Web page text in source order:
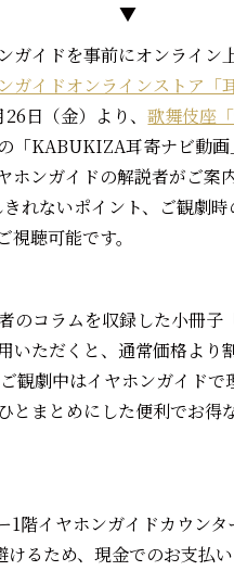
▼
ガイドを事前にオンライン
ガイドオンラインストア「
26日（金）より、歌舞伎座
の「KABUKIZA耳寄ナビ動画
ホンガイドの解説者がご案
れないポイント、ご観劇
聴可能です。
コラムを収録した小冊子
いただくと、通常価格より
観劇中はイヤホンガイドで
とまとめにした便利でお得
階イヤホンガイドカウンタ
るため、現金でのお支払